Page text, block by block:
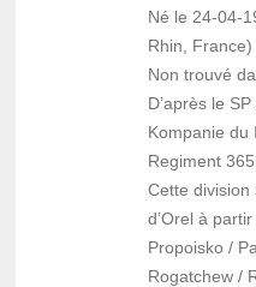
Né le 24-04-
Rhin, France)
Non trouvé
D’après le
Kompanie du
Regiment
Cette
d’Orel à
Propoisko /
Rogatchew /